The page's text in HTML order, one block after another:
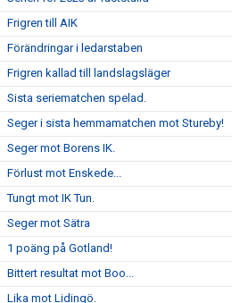
Frigren till AIK
Förändringar i ledarstaben
Frigren kallad till landslagsläger
Sista seriematchen spelad.
Seger i sista hemmamatchen mot Stureby!
Seger mot Borens IK.
Förlust mot Enskede...
Tungt mot IK Tun.
Seger mot Sätra
1 poäng på Gotland!
Bittert resultat mot Boo...
Lika mot Lidingö.